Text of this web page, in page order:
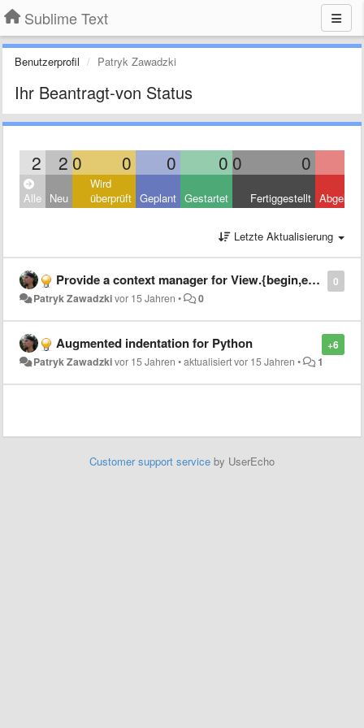
Sublime Text
Benutzerprofil Patryk Zawadzki
Ihr Beantragt-von Status
2 2 0 0 0 0 0 0
Alle Neu
Wird
überprüft Geplant Gestartet Fertiggestellt
Letzte Aktualisierung
0
Provide a context manager for View.{begin,end}_edit
Patryk Zawadzkivor 15 Jahren • 0
+6
Augmented indentation for Python
Patryk Zawadzkivor 15 Jahren •aktualisiertvor 15 Jahren • 1
Customer support service by UserEcho